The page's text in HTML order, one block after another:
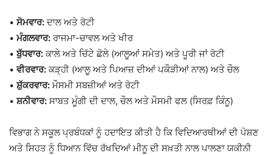
•ਸੋਮਵਾਰ: ਦਾਲ ਅਤੇ ਰੋਟੀ
•ਮੰਗਲਵਾਰ: ਰਾਜਮਾ-ਚਾਵਲ ਅਤੇ ਖੀਰ
•ਬੁੱਧਵਾਰ: ਕਾਲੇ ਅਤੇ ਚਿੱਟੇ ਛੋਲੇ (ਆਲੂਆਂ ਸਮੇਤ) ਅਤੇ ਪੂਰੀ ਜਾਂ ਰੋਟੀ
•ਵੀਰਵਾਰ: ਕੜ੍ਹੀ (ਆਲੂ ਅਤੇ ਪਿਆਜ਼ ਦੀਆਂ ਪਕੌੜੀਆਂ ਨਾਲ) ਅਤੇ ਚੌਲ
•ਸ਼ੁੱਕਰਵਾਰ: ਮੌਸਮੀ ਸਬਜ਼ੀਆਂ ਅਤੇ ਰੋਟੀ
•ਸ਼ਨੀਵਾਰ: ਸਾਬਤ ਮੂੰਗੀ ਦੀ ਦਾਲ, ਚੌਲ ਅਤੇ ਮੌਸਮੀ ਫਲ (ਸਿਰਫ਼ ਕਿੰਨੂ)
ਵਿਭਾਗ ਨੇ ਸਕੂਲ ਪ੍ਰਬੰਧਕਾਂ ਨੂੰ ਹਦਾਇਤ ਕੀਤੀ ਹੈ ਕਿ ਵਿਦਿਆਰਥੀਆਂ ਦੀ ਪੋਸ਼ਣ
ਅਤੇ ਸਿਹਤ ਨੂੰ ਧਿਆਨ ਵਿੱਚ ਰੱਖਦਿਆਂ ਮੀਨੂ ਦੀ ਸਖ਼ਤੀ ਨਾਲ ਪਾਲਣਾ ਯਕੀਨੀ